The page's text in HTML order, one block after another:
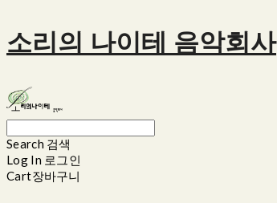
소리의 나이테 음악회사
Search 검색
Log In 로그인
Cart장바구니